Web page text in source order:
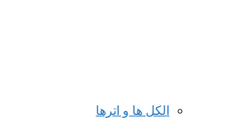
الکل ها و اترها